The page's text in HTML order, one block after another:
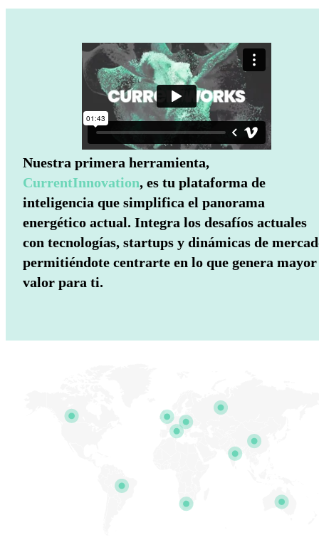
Nuestra primera herramienta,
CurrentInnovation, es tu plataforma de
inteligencia que simplifica el panorama
energético actual. Integra los desafíos actuales
con tecnologías, startups y dinámicas de
permitiéndote centrarte en lo que genera mayor
valor para ti.